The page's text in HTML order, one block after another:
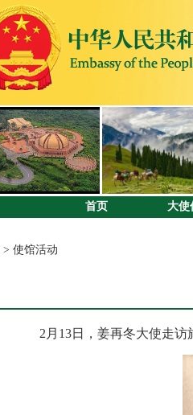
首页 大使
> 使馆活动
2月13日，姜再冬大使走访